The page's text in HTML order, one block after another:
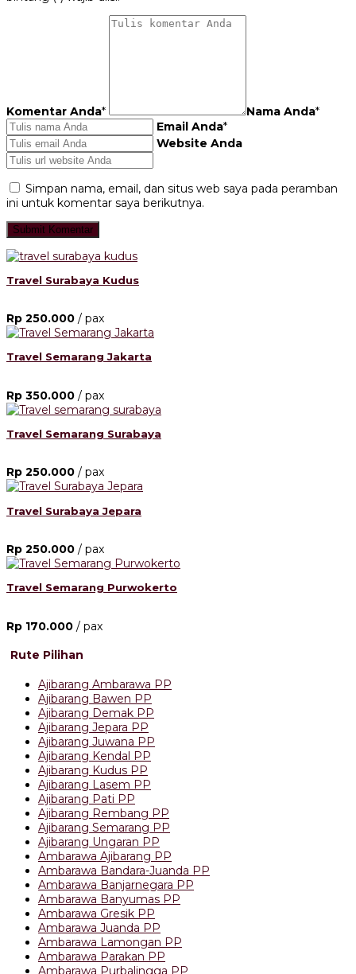
Komentar Anda* Nama Anda*
Email Anda*
Website Anda
Simpan nama, email, dan situs web saya pada peramban
ini untuk komentar saya berikutnya.
Travel Surabaya Kudus
Rp 250.000 / pax
Travel Semarang Jakarta
Rp 350.000 / pax
Travel Semarang Surabaya
Rp 250.000 / pax
Travel Surabaya Jepara
Rp 250.000 / pax
Travel Semarang Purwokerto
Rp 170.000 / pax
Rute Pilihan
Ajibarang Ambarawa PP
Ajibarang Bawen PP
Ajibarang Demak PP
Ajibarang Jepara PP
Ajibarang Juwana PP
Ajibarang Kendal PP
Ajibarang Kudus PP
Ajibarang Lasem PP
Ajibarang Pati PP
Ajibarang Rembang PP
Ajibarang Semarang PP
Ajibarang Ungaran PP
Ambarawa Ajibarang PP
Ambarawa Bandara-Juanda PP
Ambarawa Banjarnegara PP
Ambarawa Banyumas PP
Ambarawa Gresik PP
Ambarawa Juanda PP
Ambarawa Lamongan PP
Ambarawa Parakan PP
Ambarawa Purbalingga PP